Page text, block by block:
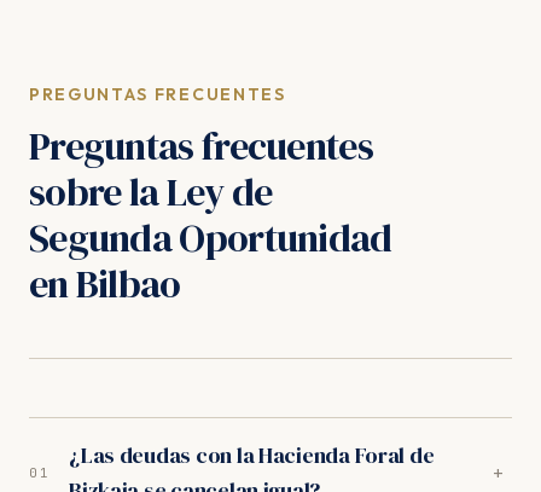
PREGUNTAS FRECUENTES
Preguntas frecuentes
sobre la Ley de
Segunda Oportunidad
en Bilbao
01
¿Las deudas con la Hacienda Foral de
+